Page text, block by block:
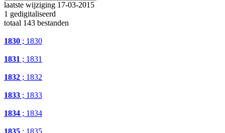
laatste wijziging 17-03-2015
1 gedigitaliseerd
totaal 143 bestanden
1830 ; 1830
1831 ; 1831
1832 ; 1832
1833 ; 1833
1834 ; 1834